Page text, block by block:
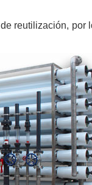
reutilización, por